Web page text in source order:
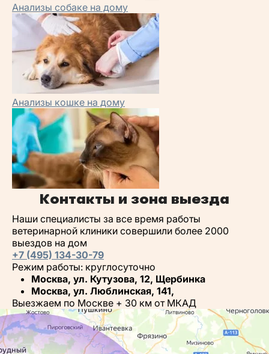
Анализы собаке на дому
Анализы кошке на дому
Контакты и зона выезда
Наши специалисты за все время работы
ветеринарной клиники совершили более 2000
выездов на дом
+7 (495) 134-30-79
Режим работы: круглосуточно
Москва, ул. Кутузова, 12, Щербинка
Москва, ул. Люблинская, 141,
Выезжаем по Москве + 30 км от МКАД